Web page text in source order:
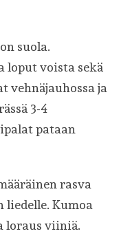
suola.
loput voista sekä
vehnäjauhossa ja
3-4
pataan
rasva
liedelle. Kumoa
loraus viiniä.